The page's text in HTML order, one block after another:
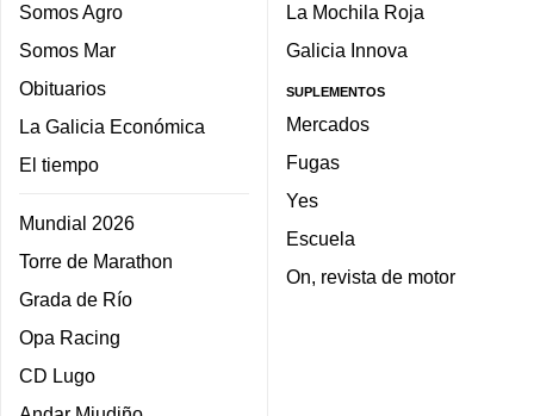
Somos Agro
Somos Mar
Obituarios
La Galicia Económica
El tiempo
Mundial 2026
Torre de Marathon
Grada de Río
Opa Racing
CD Lugo
La Mochila Roja
Galicia Innova
SUPLEMENTOS
Mercados
Fugas
Yes
Escuela
On, revista de motor